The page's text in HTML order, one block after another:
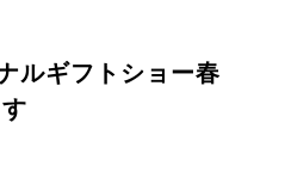
ルギフトショー春